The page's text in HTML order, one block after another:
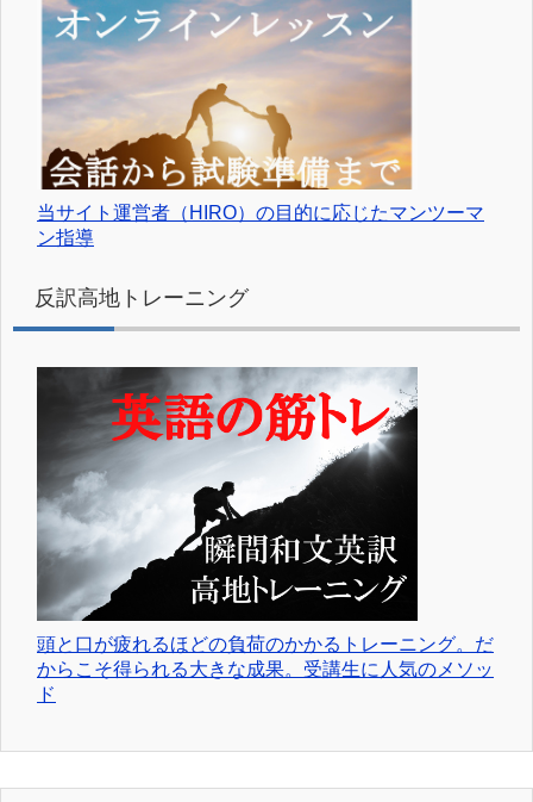
当サイト運営者（HIRO）の目的に応じたマンツーマ
ン指導
反訳高地トレーニング
頭と口が疲れるほどの負荷のかかるトレーニング。だ
からこそ得られる大きな成果。受講生に人気のメソッ
ド